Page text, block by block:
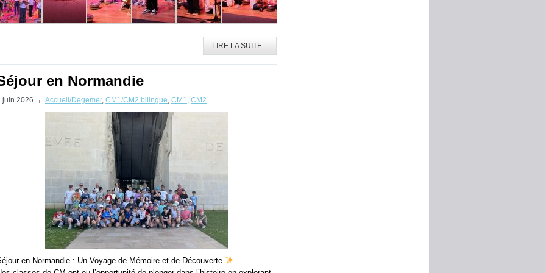
LIRE LA SUITE...
en Normandie
juin 2026 Accueil/Degemer, CM1/CM2 bilingue, CM1, CM2
en Normandie : Un Voyage de Mémoire et de Découverte